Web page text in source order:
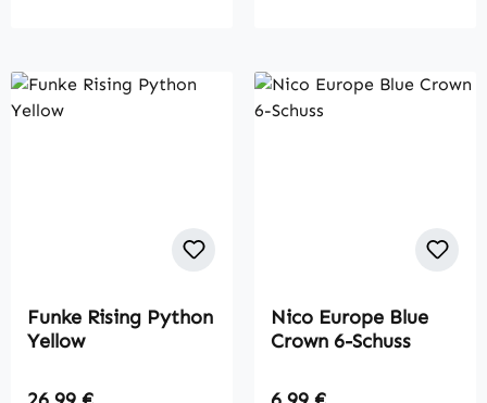
Funke Rising Python
Yellow
Regulärer Preis:
Nico Europe Blue
Crown 6-Schuss
Regulärer Preis: